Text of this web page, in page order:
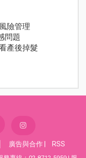
險管理
問題
產後掉髮
廣告與合作 RSS